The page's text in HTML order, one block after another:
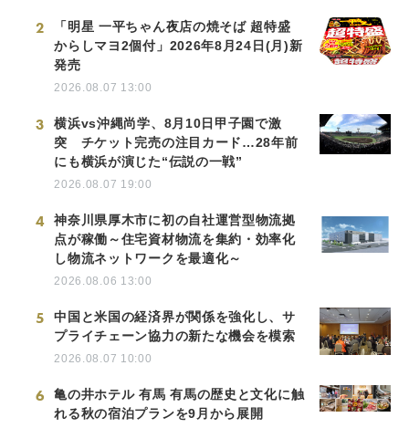
2
「明星 一平ちゃん夜店の焼そば 超特盛
からしマヨ2個付」2026年8月24日(月)新
発売
2026.08.07 13:00
3
横浜vs沖縄尚学、8月10日甲子園で激
突 チケット完売の注目カード…28年前
にも横浜が演じた“伝説の一戦”
2026.08.07 19:00
4
神奈川県厚木市に初の自社運営型物流拠
点が稼働～住宅資材物流を集約・効率化
し物流ネットワークを最適化～
2026.08.06 13:00
5
中国と米国の経済界が関係を強化し、サ
プライチェーン協力の新たな機会を模索
2026.08.07 10:00
6
亀の井ホテル 有馬 有馬の歴史と文化に触
れる秋の宿泊プランを9月から展開